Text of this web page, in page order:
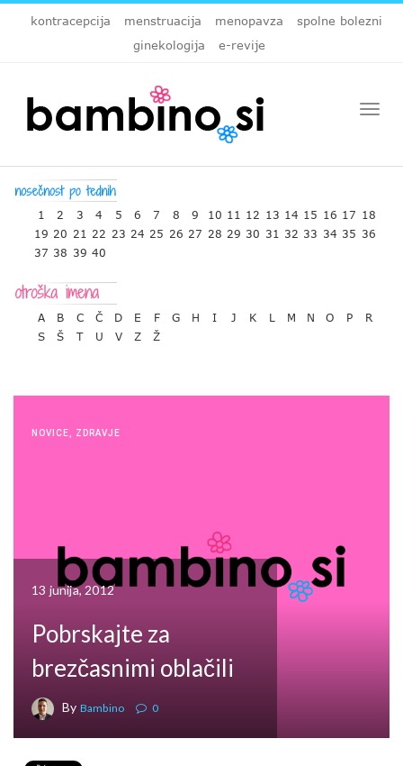
kontracepcija menstruacija menopavza
spolne bolezni
ginekologija
e-revije
1 2 3 4 5 6 7 8 9 10 11 12 13 14 15 16 17 18
19 20 21 22 23 24 25 26 27 28 29 30 31 32 33 34 35 36
37 38 39 40
A B C Č D E F G H I J K L M N O P
R
S
Š T U V Z Ž
NOVICE ZDRAVJE
13 junija, 2012
Pobrskajte za
brezčasnimi oblačili
By Bambino 0